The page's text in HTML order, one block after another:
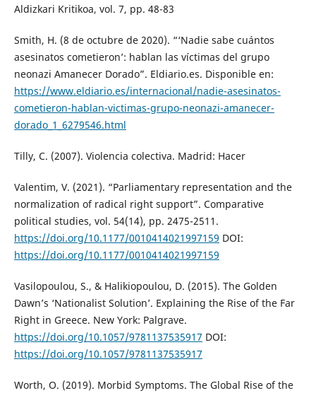
Aldizkari Kritikoa, vol. 7, pp. 48-83
Smith, H. (8 de octubre de 2020). “‘Nadie sabe cuántos
asesinatos cometieron’: hablan las víctimas del grupo
neonazi Amanecer Dorado”. Eldiario.es. Disponible en:
https://www.eldiario.es/internacional/nadie-asesinatos-
cometieron-hablan-victimas-grupo-neonazi-amanecer-
dorado_1_6279546.html
Tilly, C. (2007). Violencia colectiva. Madrid: Hacer
Valentim, V. (2021). “Parliamentary representation and the
normalization of radical right support”. Comparative
political studies, vol. 54(14), pp. 2475-2511.
https://doi.org/10.1177/0010414021997159 DOI:
https://doi.org/10.1177/0010414021997159
Vasilopoulou, S., & Halikiopoulou, D. (2015). The Golden
Dawn’s ‘Nationalist Solution’. Explaining the Rise of the Far
Right in Greece. New York: Palgrave.
https://doi.org/10.1057/9781137535917 DOI:
https://doi.org/10.1057/9781137535917
Worth, O. (2019). Morbid Symptoms. The Global Rise of the